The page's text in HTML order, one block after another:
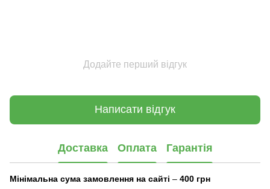
Додайте перший відгук
Написати відгук
Доставка Оплата Гарантія
Мінімальна сума замовлення на сайті – 400 грн